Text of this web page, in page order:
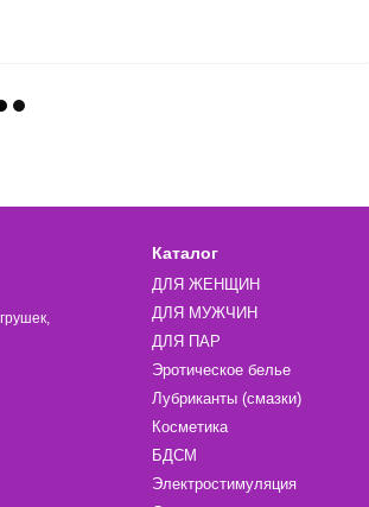
Каталог
ДЛЯ ЖЕНЩИН
ДЛЯ МУЖЧИН
ДЛЯ ПАР
Эротическое белье
Лубриканты (смазки)
Косметика
БДСМ
Электростимуляция